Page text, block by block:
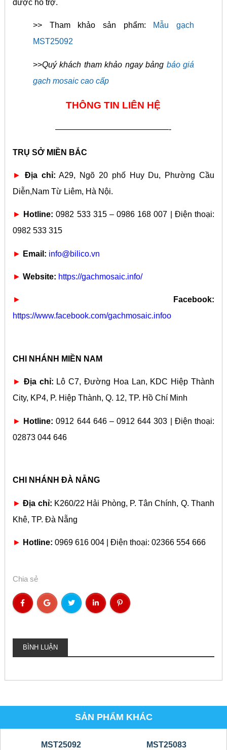
được hỗ trợ.
>> Tham khảo sản phẩm: Mẫu gạch
MST25092
>>Quý khách tham khảo ngay bảng báo giá
gạch mosaic cao cấp
THÔNG TIN LIÊN HỆ
——————————————-
TRỤ SỞ MIỀN BẮC
► Địa chỉ: A29, Ngõ 20 phố Huy Du, Phường Cầu
Diễn,Nam Từ Liêm, Hà Nội.
► Hotline: 0982 533 315 – 0986 168 007 | Điện thoại:
0982 533 315
► Email: info@bilico.vn
► Website: https://gachmosaic.info/
►
Facebook:
https://www.facebook.com/gachmosaic.infoo
CHI NHÁNH MIỀN NAM
► Địa chỉ: Lô C7, Đường Hoa Lan, KDC Hiệp Thành
City, KP4, P. Hiệp Thành, Q. 12, TP. Hồ Chí Minh
► Hotline: 0912 644 646 – 0912 644 303 | Điện thoại:
02873 044 646
CHI NHÁNH ĐÀ NẴNG
► Địa chỉ: K260/22 Hải Phòng, P. Tân Chính, Q. Thanh
Khê, TP. Đà Nẵng
► Hotline: 0969 616 004 | Điện thoại: 02366 554 666
Chia sẻ
BÌNH LUẬN
SẢN PHẨM KHÁC
MST25092 MST25083